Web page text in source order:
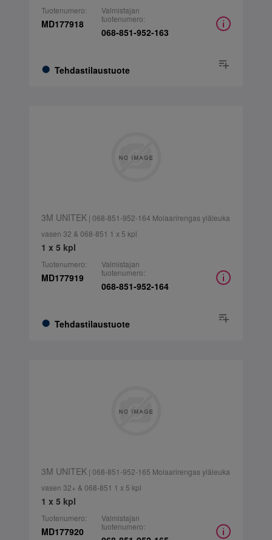
Tuotenumero:
MD177918
Tehdastilaustuote
Valmistajan
tuotenumero:
068-851-952-163
3M UNITEK| 068-851-952-164 Molaarirengas yläleuka
vasen 32 & 068-851 1 x 5 kpl
1 x 5 kpl
Tuotenumero:
MD177919
Tehdastilaustuote
Valmistajan
tuotenumero:
068-851-952-164
3M UNITEK| 068-851-952-165 Molaarirengas yläleuka
vasen 32+ & 068-851 1 x 5 kpl
1 x 5 kpl
Tuotenumero:
MD177920
Valmistajan
tuotenumero: